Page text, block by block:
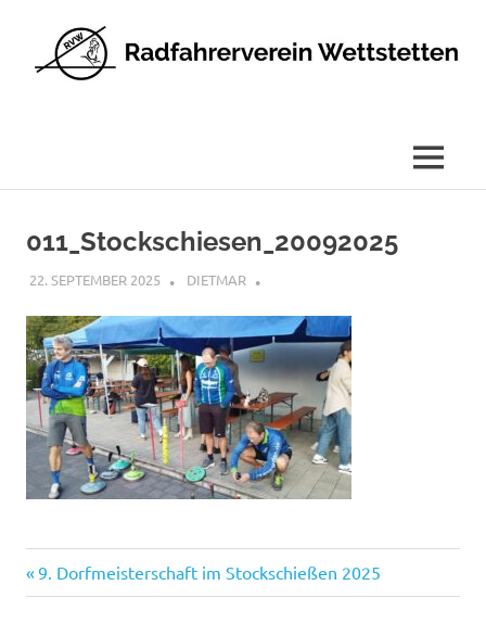
springen
MENÜ
011_Stockschiesen_20092025
22. SEPTEMBER 2025 DIETMAR
Beitragsnavigation
Vorheriger
Beitrag:
9. Dorfmeisterschaft im Stockschießen 2025